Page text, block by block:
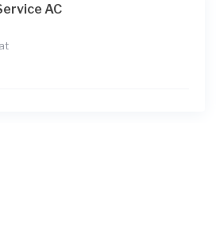
Service AC
AC